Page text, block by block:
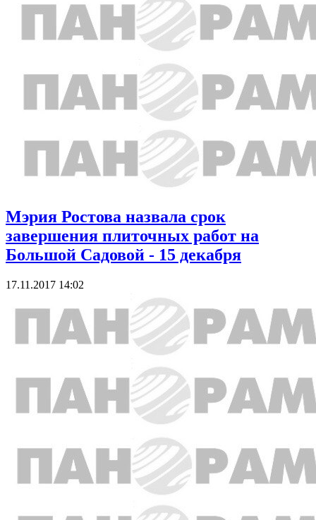
Мэрия Ростова назвала срок
завершения плиточных работ на
Большой Садовой - 15 декабря
17.11.2017 14:02